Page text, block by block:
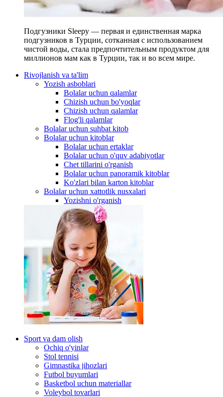
Подгузники Sleepy — первая и единственная марка
подгузников в Турции, сотканная с использованием
чистой воды, стала предпочтительным продуктом для
миллионов мам как в Турции, так и во всем мире.
Rivojlanish va ta'lim
Yozish asboblari
Bolalar uchun qalamlar
Chizish uchun bo'yoqlar
Chizish uchun qalamlar
Flog'li qalamlar
Bolalar uchun suhbat kitob
Bolalar uchun kitoblar
Bolalar uchun ertaklar
Bolalar uchun o'quv adabiyotlar
Chet tillarini o'rganish
Bolalar uchun panoramik kitoblar
Ko'zlari bilan karton kitoblar
Bolalar uchun xattotlik nusxalari
Yozishni o'rganish
Sport va dam olish
Ochiq o'yinlar
Stol tennisi
Gimnastika jihozlari
Futbol buyumlari
Basketbol uchun materiallar
Voleybol tovarlari